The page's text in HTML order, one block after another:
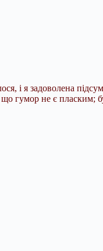
і я задоволена
гумор не є пласким;